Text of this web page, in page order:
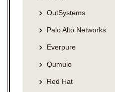
OutSystems
Palo Alto Networks
Everpure
Qumulo
Red Hat